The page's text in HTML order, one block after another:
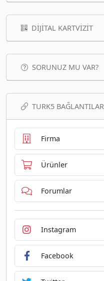
DIJITAL KARTVIZIT
SORUNUZ MU VAR?
TURK5 BAĞLANTILAR
Firma
Ürünler
Forumlar
Instagram
Facebook